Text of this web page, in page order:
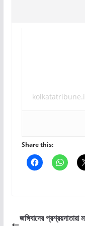
Share this:
জঙ্গিবাদের প্রশ্রয়দাতারা